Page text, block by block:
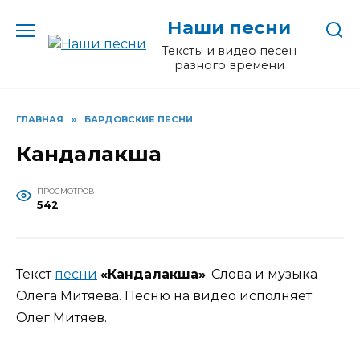
содержанию
Наши песни
Тексты и видео песен
разного времени
ГЛАВНАЯ » БАРДОВСКИЕ ПЕСНИ
Кандалакша
ПРОСМОТРОВ
542
Текст песни «Кандалакша». Слова и музыка
Олега Митяева. Песню на видео исполняет
Олег Митяев.